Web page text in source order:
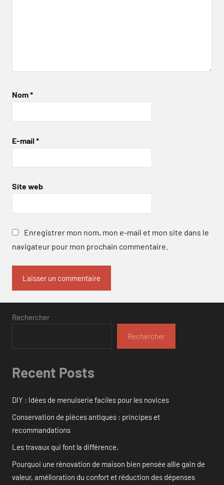
Nom*
E-mail *
Site web
Enregistrer mon nom, mon e-mail et mon site dans le
navigateur pour mon prochain commentaire.
Rechercher
Rechercher
Recent Posts
DIY : Idées de menuiserie faciles pour les novices
Conservation de pièces antiques : principes et
recommandations
Les travaux qui font la différence.
Pourquoi une rénovation de maison bien pensée allie gain de
valeur, amélioration du confort et réduction des dépenses